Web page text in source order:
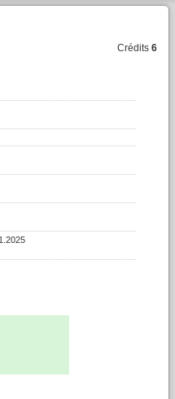
Crédits6